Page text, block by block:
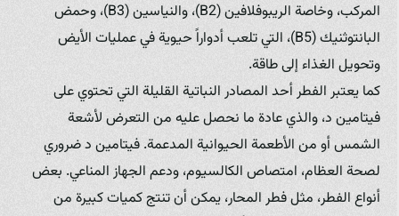
المركب، وخاصة الريبوفلافين (B2)، والنياسين (B3)، وحمض
البانتوثنيك (B5)، التي تلعب أدواراً حيوية في عمليات الأيض
وتحويل الغذاء إلى طاقة.
كما يعتبر الفطر أحد المصادر النباتية القليلة التي تحتوي على
فيتامين د، والذي عادة ما نحصل عليه من التعرض لأشعة
الشمس أو من الأطعمة الحيوانية المدعمة. فيتامين د ضروري
لصحة العظام، امتصاص الكالسيوم، ودعم الجهاز المناعي. بعض
أنواع الفطر، مثل فطر المحار، يمكن أن تنتج كميات كبيرة من